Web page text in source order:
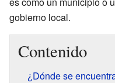
gobierno local.
Contenido
¿Dónde se